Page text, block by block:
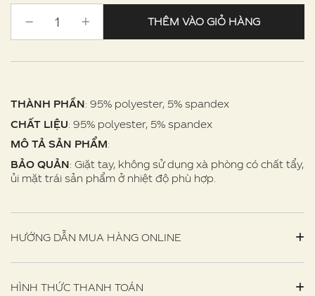
THÊM VÀO GIỎ HÀNG
THÀNH PHẦN: 95% polyester, 5% spandex
CHẤT LIỆU: 95% polyester, 5% spandex
MÔ TẢ SẢN PHẨM:
BẢO QUẢN: Giặt tay, không sử dụng xà phòng có chất tẩy,
ủi mặt trái sản phẩm ở nhiệt độ phù hợp.
HƯỚNG DẪN MUA HÀNG ONLINE
HÌNH THỨC THANH TOÁN